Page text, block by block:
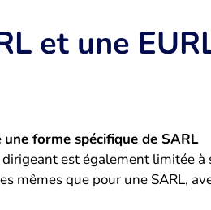
et une
une forme spécifique de SARL
est également limitée à
mêmes que pour une SARL,